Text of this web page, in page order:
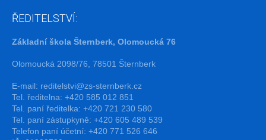
ŘEDITELSTVÍ:
Základní škola Šternberk, Olomoucká 76
Olomoucká 2098/76, 78501 Šternberk
E-mail: reditelstvi@zs-sternberk.cz
Tel. ředitelna: +420 585 012 851
Tel. paní ředitelka: +420 721 230 580
Tel. paní zástupkyně: +420 605 489 539
Telefon paní účetní: +420 771 526 646